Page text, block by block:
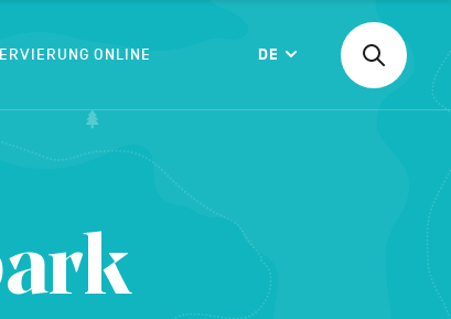
ONLINE DE
Suchen
nach
BESTÄTIGEN